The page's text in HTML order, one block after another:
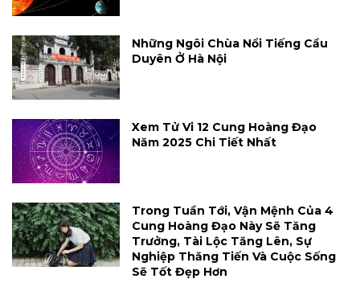
Những Ngôi Chùa Nổi Tiếng Cầu
Duyên Ở Hà Nội
Xem Tử Vi 12 Cung Hoàng Đạo
Năm 2025 Chi Tiết Nhất
Trong Tuần Tới, Vận Mệnh Của 4
Cung Hoàng Đạo Này Sẽ Tăng
Trưởng, Tài Lộc Tăng Lên, Sự
Nghiệp Thăng Tiến Và Cuộc Sống
Sẽ Tốt Đẹp Hơn